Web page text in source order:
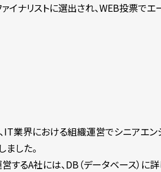
イナリストに選出され、WEB投票でエ
IT業界における組織運営でシニアエン
した。
るA社には、DB（データベース）に